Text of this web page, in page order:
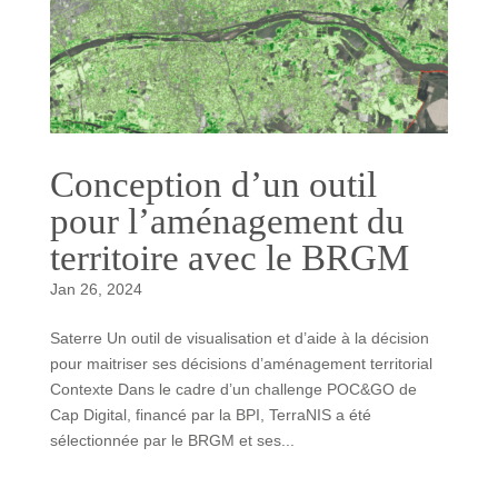
Conception d’un outil
pour l’aménagement du
territoire avec le BRGM
Jan 26, 2024
Saterre Un outil de visualisation et d’aide à la décision
pour maitriser ses décisions d’aménagement territorial
Contexte Dans le cadre d’un challenge POC&GO de
Cap Digital, financé par la BPI, TerraNIS a été
sélectionnée par le BRGM et ses...